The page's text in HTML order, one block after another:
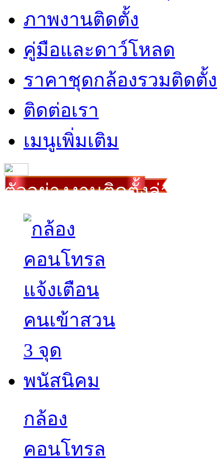
ภาพงานติดตั้ง
คู่มือและดาว์โหลด
ราคาชุดกล้องรวมติดตั้ง
ติดต่อเรา
เมนูเพิ่มเติม
ตัวอย่างงานติดตั้งล่าสุด
กล้อง
คอนโทรล